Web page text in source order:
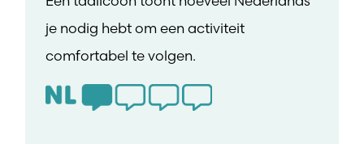
je nodig hebt om een activiteit
comfortabel te volgen.